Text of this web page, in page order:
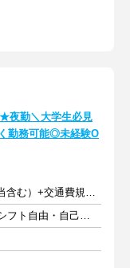
★夜勤＼大学生必見
勤務可能◎未経験O
時給1688円以上（深夜手当含む）+交通費規定支給
週2日以上 1日3時間以上 シフト自由・自己申告